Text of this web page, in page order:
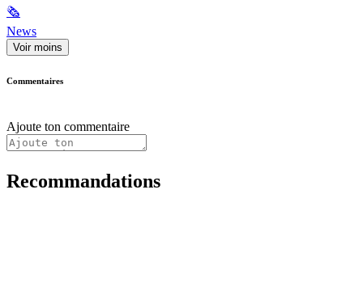
🗞
News
Voir moins
Commentaires
Ajoute ton commentaire
Recommandations